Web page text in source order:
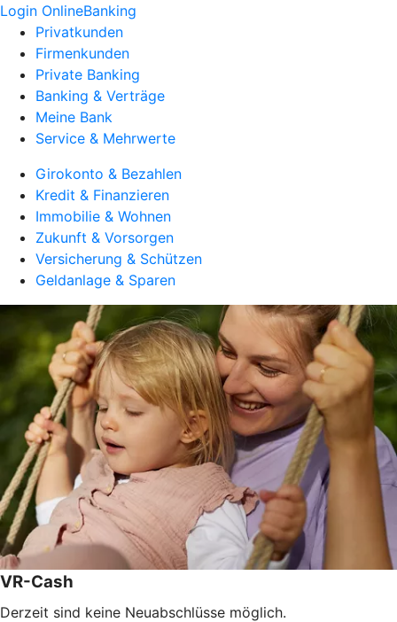
Login OnlineBanking
Privatkunden
Firmenkunden
Private Banking
Banking & Verträge
Meine Bank
Service & Mehrwerte
Girokonto & Bezahlen
Kredit & Finanzieren
Immobilie & Wohnen
Zukunft & Vorsorgen
Versicherung & Schützen
Geldanlage & Sparen
VR-Cash
Derzeit sind keine Neuabschlüsse möglich.